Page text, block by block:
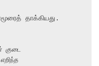
தாக்கியது.
குடை